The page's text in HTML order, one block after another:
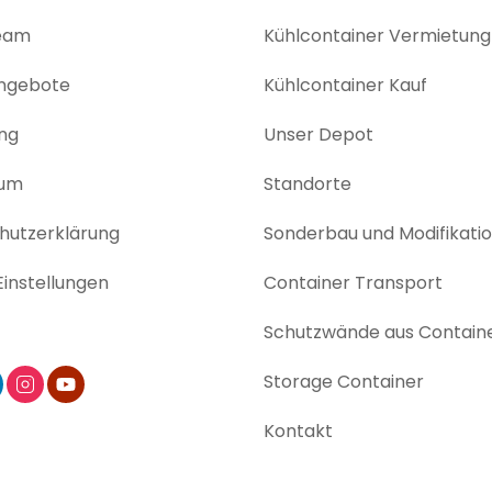
Kühlcontainer Vermietung
Kühlcontainer Kauf
Unser Depot
Standorte
Sonderbau und
Container Transport
Schutzwände aus
Storage Container
Kontakt